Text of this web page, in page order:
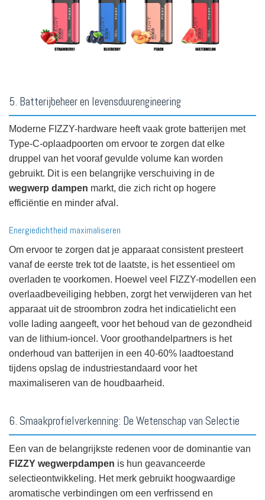
5. Batterijbeheer en levensduurengineering
Moderne FIZZY-hardware heeft vaak grote batterijen met
Type-C-oplaadpoorten om ervoor te zorgen dat elke
druppel van het vooraf gevulde volume kan worden
gebruikt. Dit is een belangrijke verschuiving in de
wegwerp dampen markt, die zich richt op hogere
efficiëntie en minder afval.
Energiedichtheid maximaliseren
Om ervoor te zorgen dat je apparaat consistent presteert
vanaf de eerste trek tot de laatste, is het essentieel om
overladen te voorkomen. Hoewel veel FIZZY-modellen een
overlaadbeveiliging hebben, zorgt het verwijderen van het
apparaat uit de stroombron zodra het indicatielicht een
volle lading aangeeft, voor het behoud van de gezondheid
van de lithium-ioncel. Voor groothandelpartners is het
onderhoud van batterijen in een 40-60% laadtoestand
tijdens opslag de industriestandaard voor het
maximaliseren van de houdbaarheid.
6. Smaakprofielverkenning: De Wetenschap van Selectie
Een van de belangrijkste redenen voor de dominantie van
FIZZY wegwerpdampen is hun geavanceerde
selectieontwikkeling. Het merk gebruikt hoogwaardige
aromatische verbindingen om een verfrissend en